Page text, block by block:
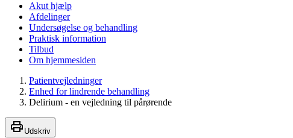
Akut hjælp
Afdelinger
Undersøgelse og behandling
Praktisk information
Tilbud
Om hjemmesiden
Patientvejledninger
Enhed for lindrende behandling
Delirium - en vejledning til pårørende
Udskriv